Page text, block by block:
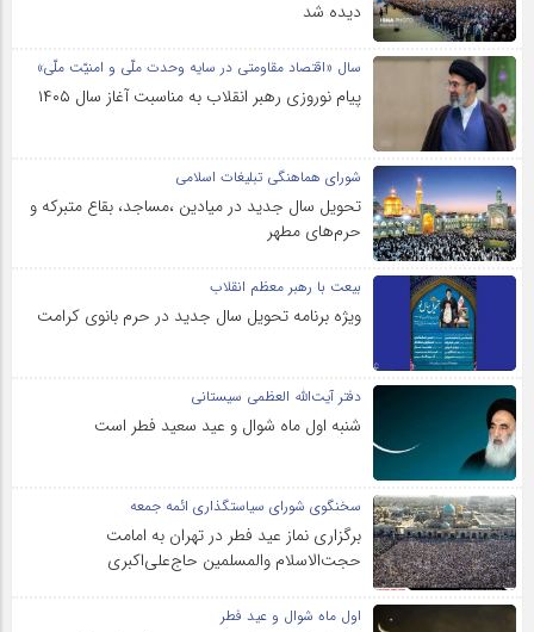
دیده شد
سال «اقتصاد مقاومتی در سایه وحدت ملّی و امنیّت ملّی»
پیام نوروزی رهبر انقلاب به مناسبت آغاز سال ۱۴۰۵
شورای هماهنگی تبلیغات اسلامی
تحویل سال‌ جدید در میادین ،مساجد، بقاع متبرکه‌ و
حرم‌های‌ مطهر
بیعت با رهبر معظم انقلاب
ویژه برنامه تحویل سال جدید در حرم بانوی کرامت
دفتر آیت‌الله العظمی سیستانی
شنبه اول ماه شوال و عید سعید فطر است
سخنگوی شورای سیاستگذاری ائمه جمعه
برگزاری نماز عید فطر در تهران به امامت
حجت‌الاسلام والمسلمین حاج‌علی‌اکبری
اول ماه شوال و عید فطر